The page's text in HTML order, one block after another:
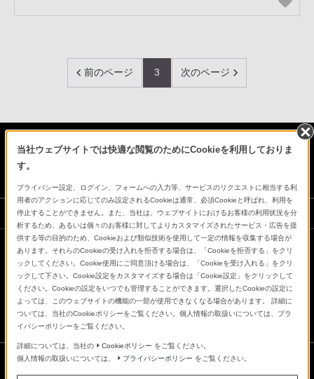
前のページ 3 次のページ
当社ウェブサイトでは快適な閲覧のためにCookieを利用しておりま
す。
プライバシー設定、ログイン、フォームへの入力等、サービスのリクエストに相当する利
用者のアクションに応じてのみ設定されるCookieは通常、必須Cookieと呼ばれ、利用を
停止することができません。また、当社は、ウェブサイトにおけるお客様の利用状況を分
析するため、あるいは個々のお客様に対してよりカスタマイズされたサービス・広告を提
供する等の目的のため、Cookieおよび類似技術を使用して一定の情報を収集する場合が
あります。それらのCookieの受け入れを拒否する場合は、「Cookieを拒否する」をクリ
ックしてください。Cookie使用にご同意頂ける場合は、「Cookieを受け入れる」をクリ
ックして下さい。Cookie設定をカスタマイズする場合は「Cookie設定」をクリックして
ください。Cookieの設定をいつでも管理することができます。選択したCookieの設定に
よっては、このウェブサイトの機能の一部が使用できなくなる場合があります。 詳細に
ついては、当社のCookieポリシーをご覧ください。個人情報の取扱いについては、プラ
イバシーポリシーをご覧ください。
詳細については、当社の Cookieポリシー をご覧ください。
個人情報の取扱いについては、
プライバシーポリシー をご覧ください。
日本
ソニーストアでのお買い物にあたって
会社情報 採用情報 特約店のご案内
ニュースリリース
環境情報
My Sony 利用規約
ご利用条件